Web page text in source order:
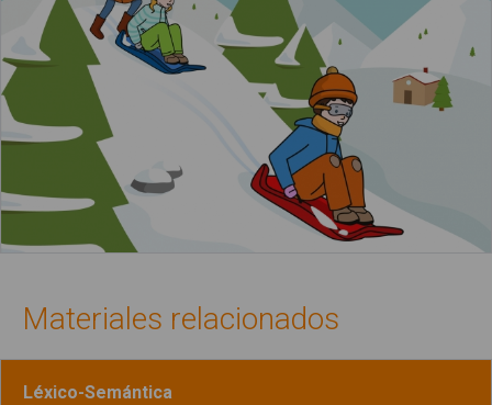
Materiales relacionados
Léxico-Semántica